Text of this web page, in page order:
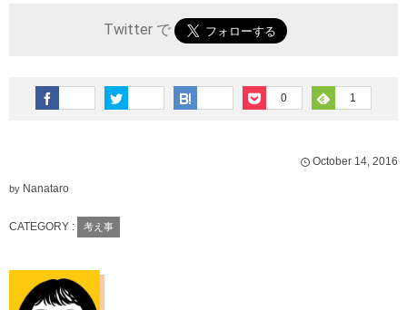
Twitter で
0 1
October 14, 2016
by Nanataro
CATEGORY : 考え事